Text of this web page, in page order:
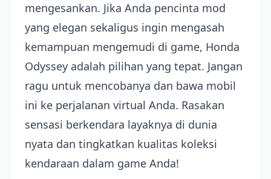
mengesankan. Jika Anda pencinta mod
yang elegan sekaligus ingin mengasah
kemampuan mengemudi di game, Honda
Odyssey adalah pilihan yang tepat. Jangan
ragu untuk mencobanya dan bawa mobil
ini ke perjalanan virtual Anda. Rasakan
sensasi berkendara layaknya di dunia
nyata dan tingkatkan kualitas koleksi
kendaraan dalam game Anda!